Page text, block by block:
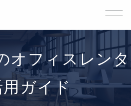
オフィスレンタ
用ガイド